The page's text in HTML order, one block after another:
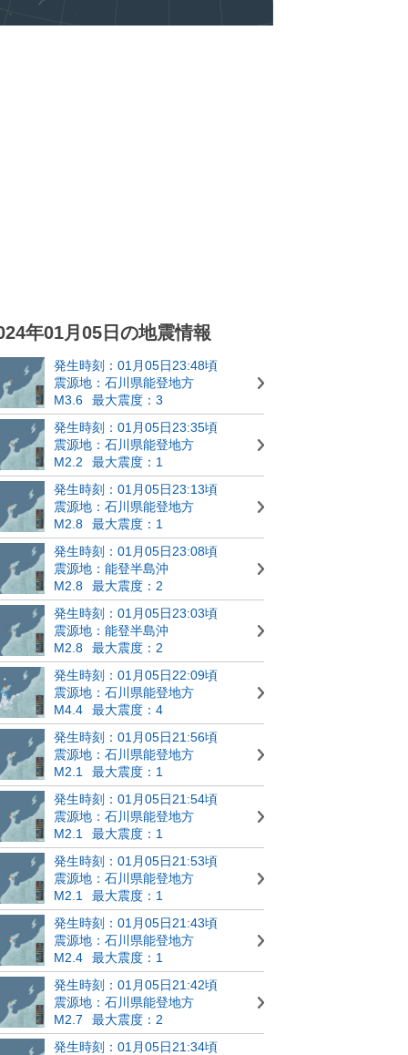
年01月05日の地震情報
発生時刻：01月05日23:48頃
震源地：石川県能登地方
M3.6
最大震度：3
発生時刻：01月05日23:35頃
震源地：石川県能登地方
M2.2
最大震度：1
発生時刻：01月05日23:13頃
震源地：石川県能登地方
M2.8
最大震度：1
発生時刻：01月05日23:08頃
震源地：能登半島沖
M2.8
最大震度：2
発生時刻：01月05日23:03頃
震源地：能登半島沖
M2.8
最大震度：2
発生時刻：01月05日22:09頃
震源地：石川県能登地方
M4.4
最大震度：4
発生時刻：01月05日21:56頃
震源地：石川県能登地方
M2.1
最大震度：1
発生時刻：01月05日21:54頃
震源地：石川県能登地方
M2.1
最大震度：1
発生時刻：01月05日21:53頃
震源地：石川県能登地方
M2.1
最大震度：1
発生時刻：01月05日21:43頃
震源地：石川県能登地方
M2.4
最大震度：1
発生時刻：01月05日21:42頃
震源地：石川県能登地方
M2.7
最大震度：2
発生時刻：01月05日21:34頃